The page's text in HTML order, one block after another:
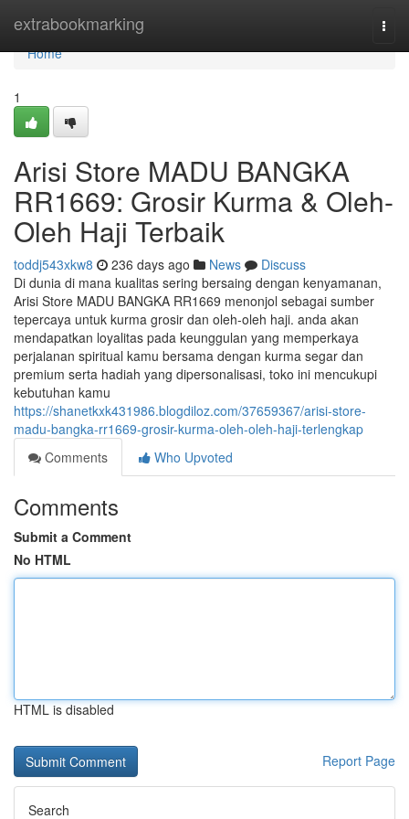
extrabookmarking
Home
Home
1
Arisi Store MADU BANGKA
RR1669: Grosir Kurma & Oleh-
Oleh Haji Terbaik
toddj543xkw8 236 days ago News
Discuss
Di dunia di mana kualitas sering bersaing dengan kenyamanan,
Arisi Store MADU BANGKA RR1669 menonjol sebagai sumber
tepercaya untuk kurma grosir dan oleh-oleh haji. anda akan
mendapatkan loyalitas pada keunggulan yang memperkaya
perjalanan spiritual kamu bersama dengan kurma segar dan
premium serta hadiah yang dipersonalisasi, toko ini mencukupi
kebutuhan kamu
https://shanetkxk431986.blogdiloz.com/37659367/arisi-store-
madu-bangka-rr1669-grosir-kurma-oleh-oleh-haji-terlengkap
Comments
Who Upvoted
Comments
Submit a Comment
No HTML
HTML is disabled
Report Page
Search